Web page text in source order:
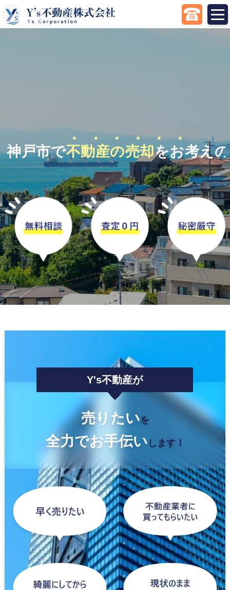
Y's不動産が
売りたいを
全力でお手伝い します！